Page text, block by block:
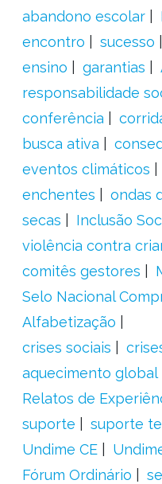
abandono escolar
encontro
sucesso
ensino
garantias
responsabilidade
conferência
busca ativa
eventos climáticos
enchentes
ondas
secas
Inclusão
violência contra
comitês gestores
Selo Nacional
Alfabetização
crises sociais
aquecimento global
Relatos de
suporte
suporte
Undime CE
Fórum Ordinário